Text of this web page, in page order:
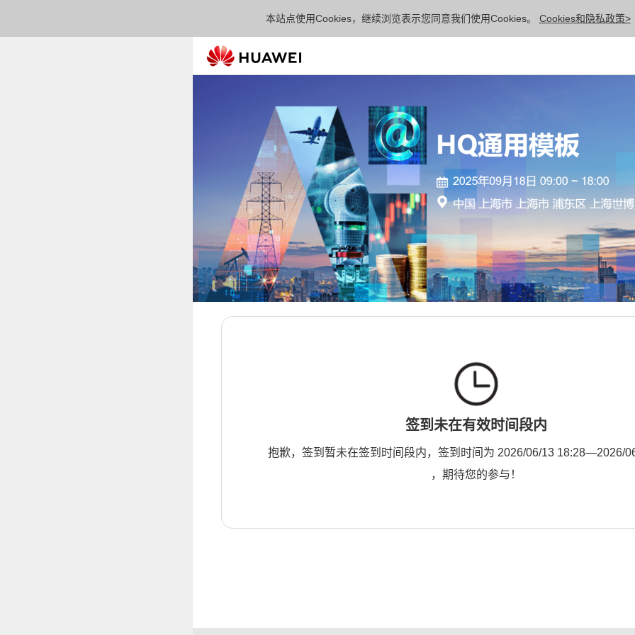
本站点使用Cookies，继续浏览表示您同意我们使用Cookies。 Cookies和隐私政策>
签到未在有效时间段内
抱歉，签到暂未在签到时间段内，签到时间为 2026/06/13 18:28—2026/
，期待您的参与！